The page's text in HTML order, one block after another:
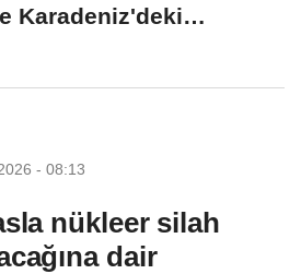
Karadeniz'deki
- 08:13
nükleer silah
dair